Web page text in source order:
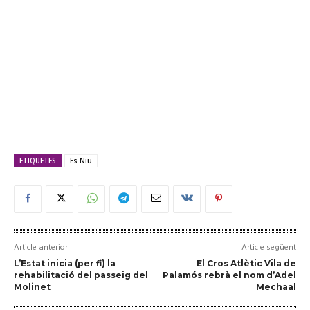
ETIQUETES Es Niu
Article anterior
L’Estat inicia (per fi) la
rehabilitació del passeig del
Molinet
Article següent
El Cros Atlètic Vila de
Palamós rebrà el nom d’Adel
Mechaal